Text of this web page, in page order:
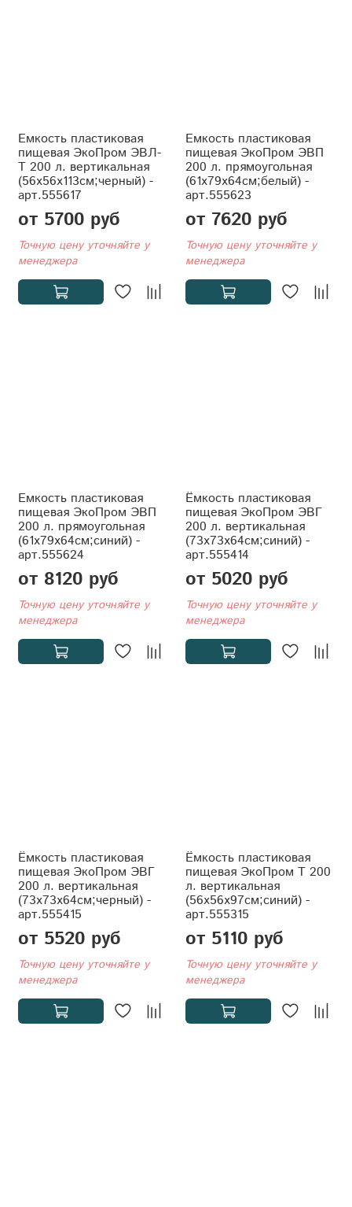
Емкость пластиковая
пищевая ЭкоПром ЭВЛ-
Т 200 л. вертикальная
(56x56x113см;черный) -
арт.555617
от 5700 руб
Точную цену уточняйте у
менеджера
Емкость пластиковая
пищевая ЭкоПром ЭВП
200 л. прямоугольная
(61x79x64см;белый) -
арт.555623
от 7620 руб
Точную цену уточняйте у
менеджера
Емкость пластиковая
пищевая ЭкоПром ЭВП
200 л. прямоугольная
(61x79x64см;синий) -
арт.555624
от 8120 руб
Точную цену уточняйте у
менеджера
Ёмкость пластиковая
пищевая ЭкоПром ЭВГ
200 л. вертикальная
(73x73x64см;синий) -
арт.555414
от 5020 руб
Точную цену уточняйте у
менеджера
Ёмкость пластиковая
пищевая ЭкоПром ЭВГ
200 л. вертикальная
(73x73x64см;черный) -
арт.555415
от 5520 руб
Точную цену уточняйте у
менеджера
Ёмкость пластиковая
пищевая ЭкоПром T 200
л. вертикальная
(56x56x97см;синий) -
арт.555315
от 5110 руб
Точную цену уточняйте у
менеджера